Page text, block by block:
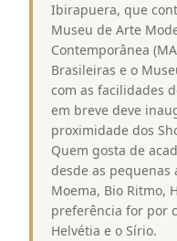
Ibirapuera, que
Museu de Arte
Contemporânea
Brasileiras e o
com as facilidades
em breve deve
proximidade dos
Quem gosta de
desde as pequenas
Moema, Bio Ritmo,
preferência for por
Helvétia e o Sírio.